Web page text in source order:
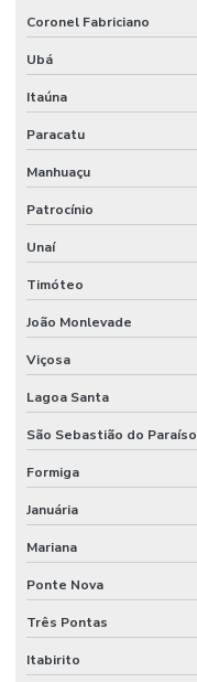
Coronel Fabriciano
Ubá
Itaúna
Paracatu
Manhuaçu
Patrocínio
Unaí
Timóteo
João Monlevade
Viçosa
Lagoa Santa
São Sebastião do Paraíso
Formiga
Januária
Mariana
Ponte Nova
Três Pontas
Itabirito